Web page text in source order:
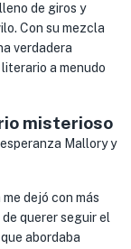
de giros y
Con su mezcla
verdadera
a menudo
misterioso
Mallory y
dejó con más
querer seguir el
abordaba